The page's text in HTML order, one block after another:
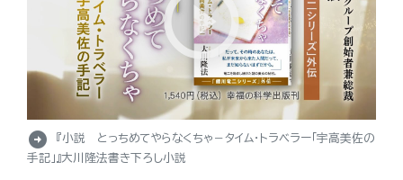
arrow_circle_right
『小説 とっちめてやらなくちゃ－タイム・トラベラー「宇高美佐の
手記」』大川隆法書き下ろし小説